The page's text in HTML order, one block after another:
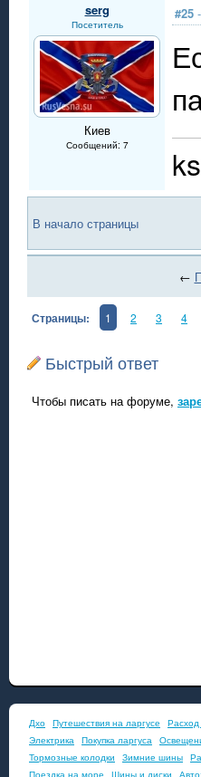
serg
Посетитель
Киев
Сообщений: 7
#25
В начало страницы
←
Страницы: 1 2 3 4
Быстрый ответ
Чтобы писать на форуме,
Дхо Путешествия на ларгусе Расход
Электрика Покупка ларгуса
Тормозные колодки
Зимние шины
Поездка на море
Шины и диски